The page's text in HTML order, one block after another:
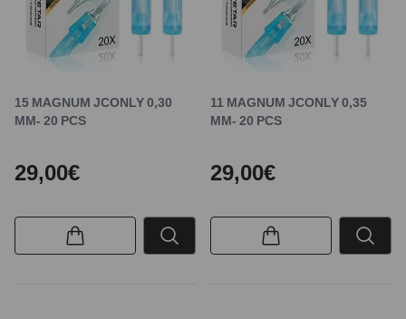
15 MAGNUM JCONLY 0,30
MM- 20 PCS
29,00€
11 MAGNUM JCONLY 0,35
MM- 20 PCS
29,00€